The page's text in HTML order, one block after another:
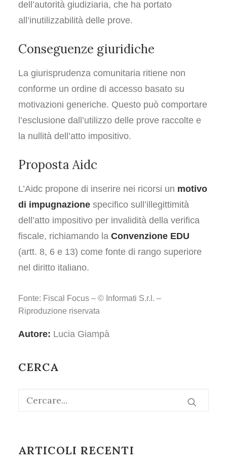
dell’autorità giudiziaria, che ha portato
all’inutilizzabilità delle prove.
Conseguenze giuridiche
La giurisprudenza comunitaria ritiene non
conforme un ordine di accesso basato su
motivazioni generiche. Questo può comportare
l’esclusione dall’utilizzo delle prove raccolte e
la nullità dell’atto impositivo.
Proposta Aidc
L’Aidc propone di inserire nei ricorsi un motivo
di impugnazione specifico sull’illegittimità
dell’atto impositivo per invalidità della verifica
fiscale, richiamando la Convenzione EDU
(artt. 8, 6 e 13) come fonte di rango superiore
nel diritto italiano.
Fonte: Fiscal Focus – © Informati S.r.l. –
Riproduzione riservata
Autore: Lucia Giampà
CERCA
ARTICOLI RECENTI